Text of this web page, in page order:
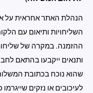
הנהלת האתר אחראית על
השליחויות ותיאום עם
ההזמנה. במקרה של
ותנאים ייקבעו בהתאם
שהוא נוכח בכתובת
לעיכובים או נזקים